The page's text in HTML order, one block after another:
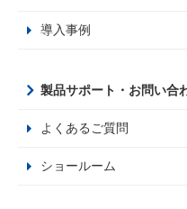
導入事例
製品サポート・お問い合
よくあるご質問
ショールーム